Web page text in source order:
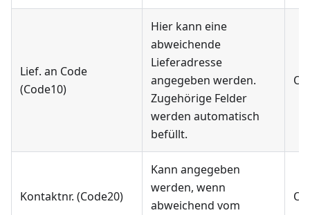
Lief. an Code
(Code10)
Hier kann eine
abweichende
Lieferadresse
angegeben werden.
Zugehörige Felder
werden automatisch
befüllt.
Kontaktnr. (Code20)
Kann angegeben
werden, wenn
abweichend vom